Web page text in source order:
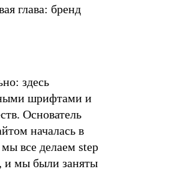
глава: бренд
здесь
шрифтами и
Основатель
началась в
мы все делаем step
и мы были заняты